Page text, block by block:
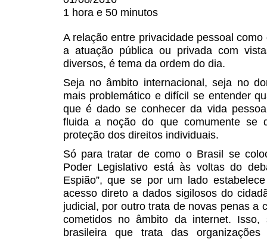
1 hora e 50 minutos
A relação entre privacidade pessoal
a atuação pública ou privada com
diversos, é tema da ordem do dia.
Seja no âmbito internacional, seja no
mais problemático e difícil se entender
que é dado se conhecer da vida
fluida a noção do que comumente se
proteção dos direitos individuais.
Só para tratar de como o Brasil se
Poder Legislativo está às voltas do
Espião”, que se por um lado
acesso direto a dados sigilosos do
judicial, por outro trata de novas penas a
cometidos no âmbito da internet.
brasileira que trata das organizações